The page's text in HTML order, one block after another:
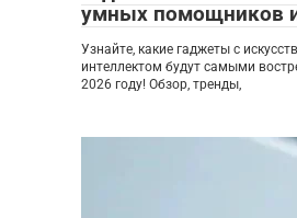
умных помощников
Узнайте, какие гаджеты с
интеллектом будут самыми
2026 году! Обзор, тренды,